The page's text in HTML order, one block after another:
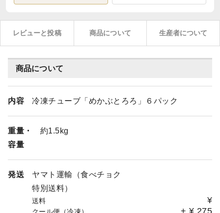
レビューと投稿 商品について 生産者について
商品について
内容 冷凍チューブ「めかぶとろろ」６パック
重量・
容量
約1.5kg
発送
ヤマト運輸（食べチョク
特別送料）
送料 ¥
+ ¥ 275